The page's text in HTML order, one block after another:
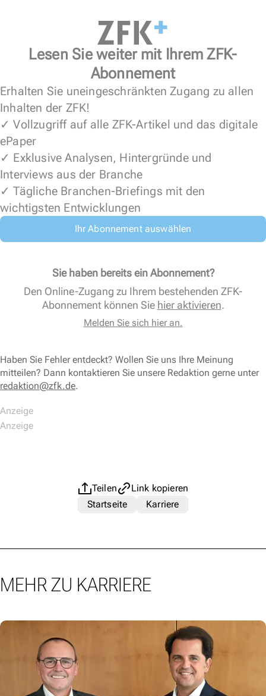
Lesen Sie weiter mit Ihrem ZFK-
Abonnement
Erhalten Sie uneingeschränkten Zugang zu allen
Inhalten der ZFK!
✓ Vollzugriff auf alle ZFK-Artikel und das digitale
ePaper
✓ Exklusive Analysen, Hintergründe und
Interviews aus der Branche
✓ Tägliche Branchen-Briefings mit den
wichtigsten Entwicklungen
Ihr Abonnement auswählen
Sie haben bereits ein Abonnement?
Den Online-Zugang zu Ihrem bestehenden ZFK-
Abonnement können Sie hier aktivieren.
Melden Sie sich hier an.
Haben Sie Fehler entdeckt? Wollen Sie uns Ihre Meinung
mitteilen? Dann kontaktieren Sie unsere Redaktion gerne unter
redaktion@zfk.de.
Teilen
Link kopieren
Startseite
Karriere
MEHR ZU KARRIERE